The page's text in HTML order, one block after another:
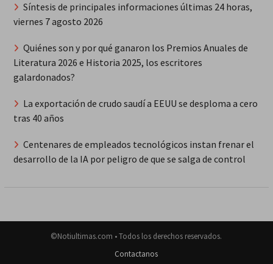
Síntesis de principales informaciones últimas 24 horas,
viernes 7 agosto 2026
Quiénes son y por qué ganaron los Premios Anuales de
Literatura 2026 e Historia 2025, los escritores
galardonados?
La exportación de crudo saudí a EEUU se desploma a cero
tras 40 años
Centenares de empleados tecnológicos instan frenar el
desarrollo de la IA por peligro de que se salga de control
©Notiultimas.com • Todos los derechos reservados.
Contactanos